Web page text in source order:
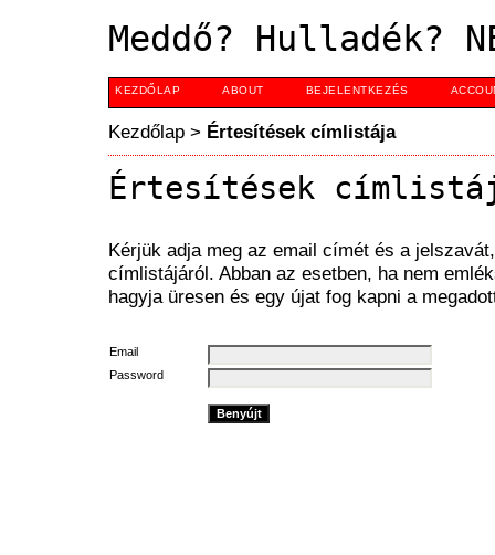
Meddő? Hulladék?
KEZDŐLAP ABOUT BEJELENTKEZÉS
Kezdőlap > Értesítések címlistája
Értesítések
Kérjük adja meg az email címét és a
címlistájáról. Abban az esetben, ha nem
hagyja üresen és egy újat fog kapni a
Email
Password